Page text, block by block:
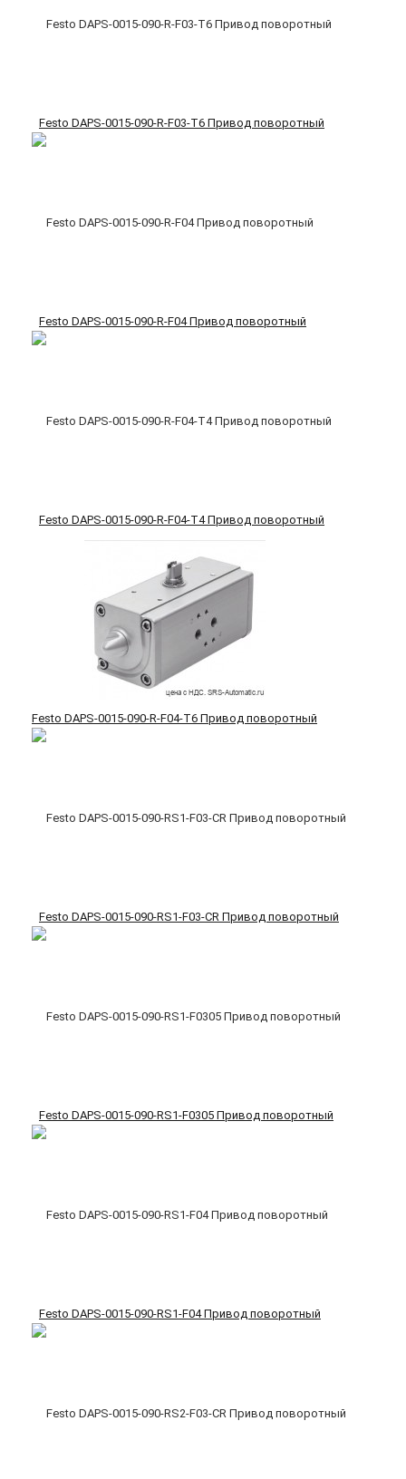
Festo DAPS-0015-090-R-F03-T6 Привод поворотный
Festo DAPS-0015-090-R-F04 Привод поворотный
Festo DAPS-0015-090-R-F04-T4 Привод поворотный
Festo DAPS-0015-090-R-F04-T6 Привод поворотный
Festo DAPS-0015-090-RS1-F03-CR Привод поворотный
Festo DAPS-0015-090-RS1-F0305 Привод поворотный
Festo DAPS-0015-090-RS1-F04 Привод поворотный